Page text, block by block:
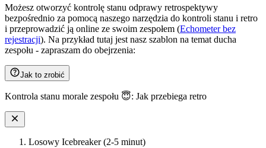
Możesz otworzyć kontrolę stanu odprawy retrospektywy
bezpośrednio za pomocą naszego narzędzia do kontroli stanu i retro
i przeprowadzić ją online ze swoim zespołem (Echometer bez
rejestracji). Na przykład tutaj jest nasz szablon na temat ducha
zespołu - zapraszam do obejrzenia:
Jak to zrobić
Kontrola stanu morale zespołu 😇: Jak przebiega retro
Losowy Icebreaker (2-5 minut)